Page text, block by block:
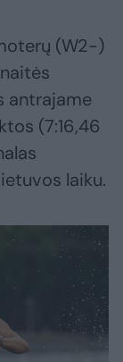
(W2-)
antrajame
(7:16,46
laiku.